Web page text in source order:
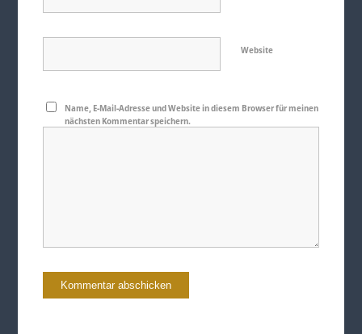
Website
Name, E-Mail-Adresse und Website in diesem Browser für meinen
nächsten Kommentar speichern.